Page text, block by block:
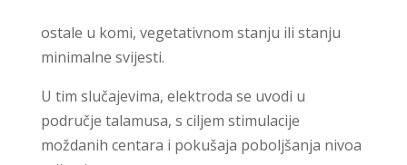
ostale u komi, vegetativnom stanju ili stanju
minimalne svijesti.
U tim slučajevima, elektroda se uvodi u
područje talamusa, s ciljem stimulacije
moždanih centara i pokušaja poboljšanja nivoa